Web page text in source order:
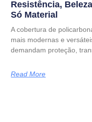
Resistência,
Só Material
A cobertura de
mais modernas e
demandam proteção,
Read More